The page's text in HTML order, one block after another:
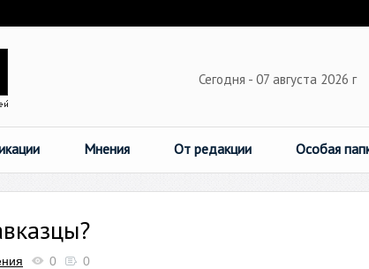
Сегодня - 07 августа 2026 г
Мнения От редакции Особая
0 0